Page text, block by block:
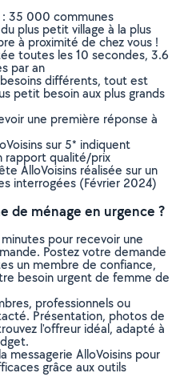
: 35 000 communes
plus petit village à la plus
à proximité de chez vous !
toutes les 10 secondes, 3.6
par an
différents, tout est
petit besoin aux plus grands
une première réponse à
sur 5* indiquent
rapport qualité/prix
AlloVoisins réalisée sur un
interrogées (Février 2024)
de ménage en urgence ?
pour recevoir une
Postez votre demande
un membre de confiance,
besoin urgent de femme de
professionnels ou
Présentation, photos de
l'offreur idéal, adapté à
messagerie AlloVoisins pour
grâce aux outils